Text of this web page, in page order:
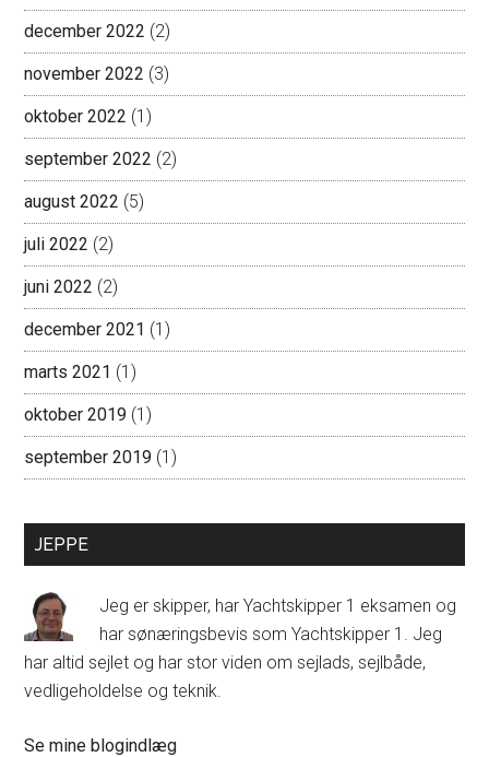
december 2022 (2)
november 2022 (3)
oktober 2022 (1)
september 2022 (2)
august 2022 (5)
juli 2022 (2)
juni 2022 (2)
december 2021 (1)
marts 2021 (1)
oktober 2019 (1)
september 2019 (1)
JEPPE
Jeg er skipper, har Yachtskipper 1 eksamen og
har sønæringsbevis som Yachtskipper 1. Jeg
har altid sejlet og har stor viden om sejlads, sejlbåde,
vedligeholdelse og teknik.
Jeppe:
Se mine blogindlæg